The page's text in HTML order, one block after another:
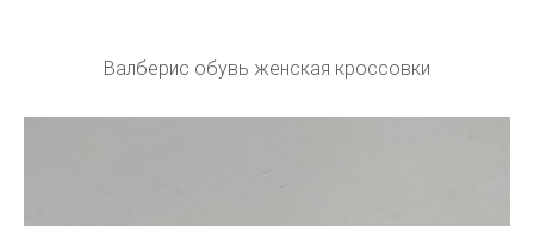
Валберис обувь женская кроссовки